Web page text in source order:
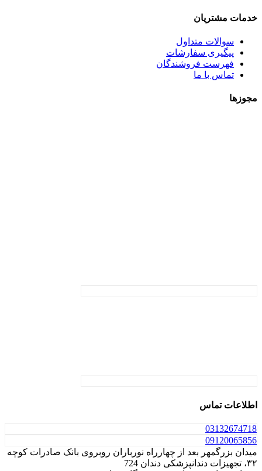
خدمات مشتریان
سوالات متداول
پیگیری سفارشات
فهرست فروشندگان
تماس با ما
مجوزها
اطلاعات تماس
03132674718
09120065856
میدان بزرگمهر بعد از چهارراه نورباران روبروی بانک صادرات کوچه
۳۲، تجهیزات دندانپزشکی دندان 724